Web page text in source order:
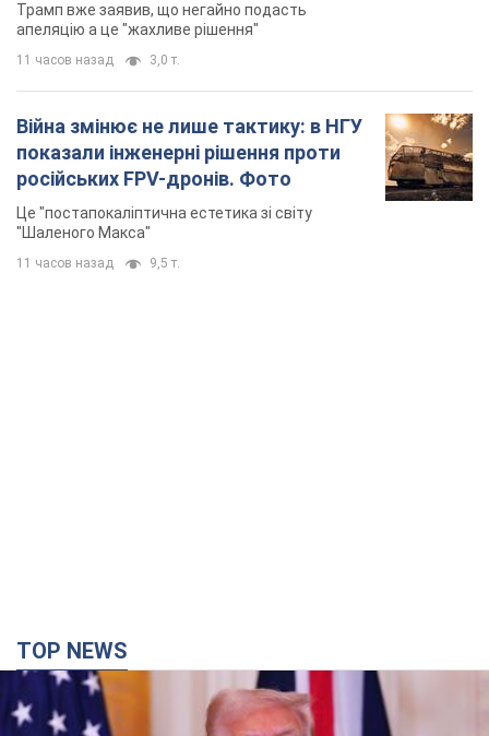
Трамп вже заявив, що негайно подасть
апеляцію а це "жахливе рішення"
11 часов назад 3,0 т.
Війна змінює не лише тактику: в НГУ
показали інженерні рішення проти
російських FPV-дронів. Фото
Це "постапокаліптична естетика зі світу
"Шаленого Макса"
11 часов назад 9,5 т.
TOP NEWS